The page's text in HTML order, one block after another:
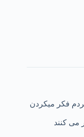
فکر میکردن
می کنند